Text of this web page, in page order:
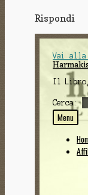
Rispondi